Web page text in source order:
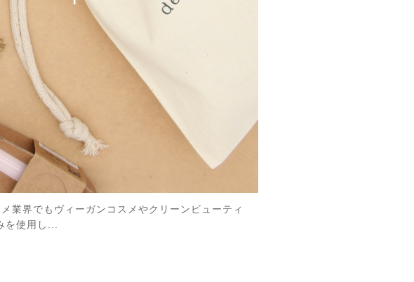
業界でもヴィーガンコスメやクリーンビューティ
使用し...